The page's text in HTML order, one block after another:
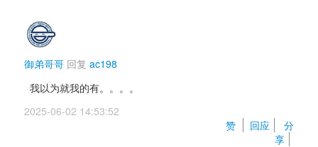
御弟哥哥 回复 ac198
我以为就我的有。。。。
2025-06-02 14:53:52
赞
回应
分
享